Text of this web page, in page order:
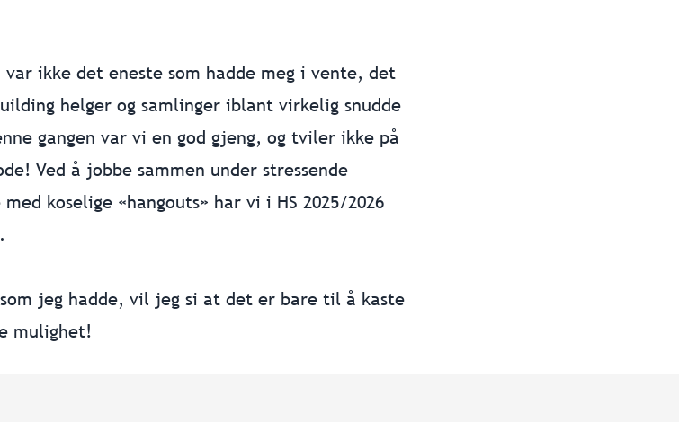
ikke det eneste som hadde meg i vente, det
helger og samlinger iblant virkelig snudde
gangen var vi en god gjeng, og tviler ikke på
Ved å jobbe sammen under stressende
koselige «hangouts» har vi i HS 2025/2026
jeg hadde, vil jeg si at det er bare til å kaste
mulighet!